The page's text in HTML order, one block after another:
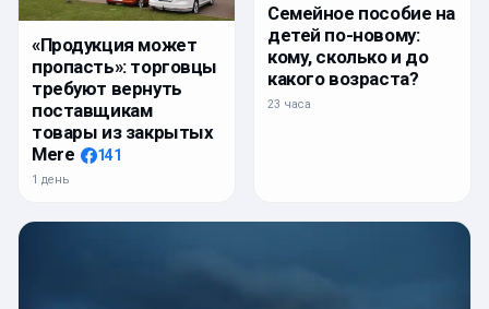
«Продукция может
пропасть»: торговцы
требуют вернуть
поставщикам
товары из закрытых
Mere
141
1 день
Семейное пособие на
детей по-новому:
кому, сколько и до
какого возраста?
23 часа